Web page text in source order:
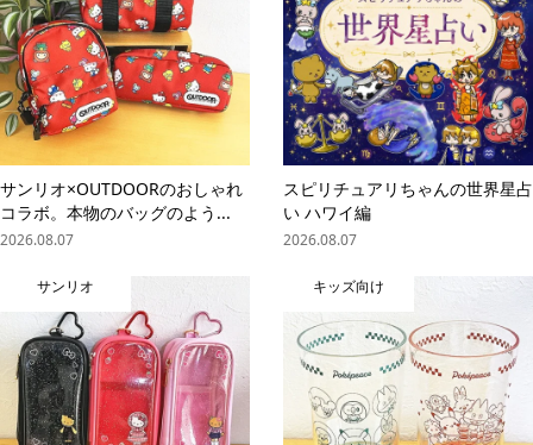
サンリオ×OUTDOORのおしゃれ
コラボ。本物のバッグのよう...
2026.08.07
スピリチュアリちゃんの世界星占
い ハワイ編
2026.08.07
サンリオ キッズ向け